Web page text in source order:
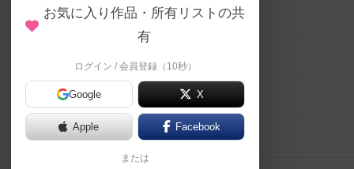
お気に入り作品・所有リストの共
有
ログイン / 会員登録（10秒）
Google X
Apple Facebook
または
メカニクス特集
掲示板・トピックス
ボドとも・会員一覧
ボードゲーム業界コラム